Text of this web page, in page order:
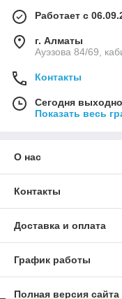
Работает с
г. Алматы
Ауэзова 84/69,
Контакты
Сегодня
Показать весь
О нас
Контакты
Доставка и оплата
График работы
Полная версия сайта